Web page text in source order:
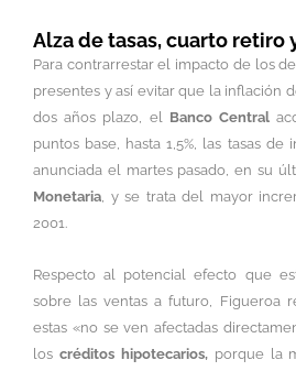
Alza de tasas, cuarto retiro
Para contrarrestar el impacto de los
presentes y así evitar que la inflación
dos años plazo, el Banco Central
puntos base, hasta 1,5%, las tasas de
anunciada el martes pasado, en su
Monetaria, y se trata del mayor
2001.
Respecto al potencial efecto que
sobre las ventas a futuro, Figueroa
estas «no se ven afectadas
los créditos hipotecarios,porque la